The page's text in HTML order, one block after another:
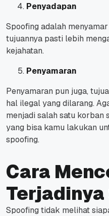
Penyadapan
Spoofing adalah
tujuannya pasti lebih
kejahatan.
Penyamaran
Penyamaran pun juga,
hal ilegal yang dilarang.
menjadi salah satu korban
yang bisa kamu lakukan
spoofing.
Cara
Spoofing tidak melihat